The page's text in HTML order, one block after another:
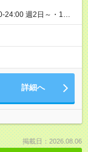
24:00 週2日～・1日
昼帯 9:00-14:00 〇午
帯 22:00-翌5:00 基
詳細へ
掲載日：2026.08.06